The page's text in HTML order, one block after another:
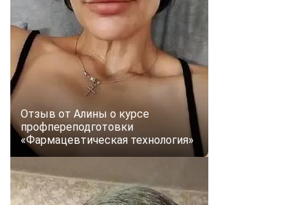
Отзыв от Алины о курсе
профпереподготовки
«Фармацевтическая технология»
Мессенджеры
Свяжитесь с нами через любой удобный мессенджер!
Telegram WhatsApp
Vkontakte EMail